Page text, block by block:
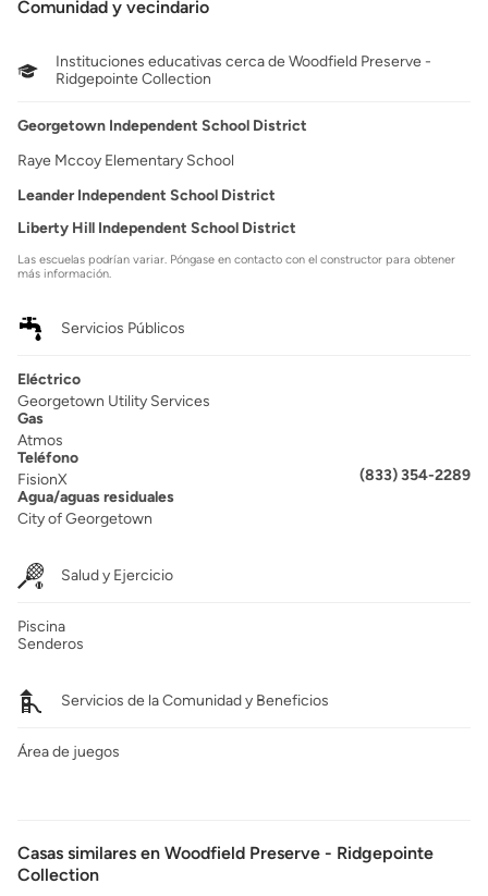
Comunidad y vecindario
Instituciones educativas cerca de Woodfield Preserve -
Ridgepointe Collection
Georgetown Independent School District
Raye Mccoy Elementary School
Leander Independent School District
Liberty Hill Independent School District
Las escuelas podrían variar. Póngase en contacto con el constructor para obtener
más información.
Servicios Públicos
Eléctrico
Georgetown Utility Services
Gas
Atmos
Teléfono
FisionX
(833) 354-2289
Agua/aguas residuales
City of Georgetown
Salud y Ejercicio
Piscina
Senderos
Servicios de la Comunidad y Beneficios
Área de juegos
Casas similares en Woodfield Preserve - Ridgepointe
Collection